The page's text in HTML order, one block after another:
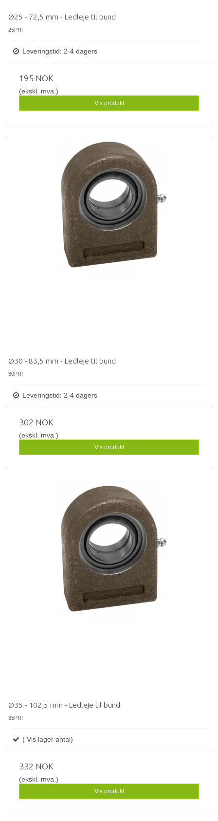
Ø25 - 72,5 mm - Ledleje til bund
25PRI
Leveringstid: 2-4 dagers
195 NOK
(ekskl. mva.)
Vis produkt
Ø30 - 83,5 mm - Ledleje til bund
30PRI
Leveringstid: 2-4 dagers
302 NOK
(ekskl. mva.)
Vis produkt
Ø35 - 102,5 mm - Ledleje til bund
35PRI
( Vis lager antal)
332 NOK
(ekskl. mva.)
Vis produkt